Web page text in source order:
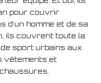
pour couvrir
d'un homme et de sa
ils couvrent toute la
sport urbains aux
vêtements et